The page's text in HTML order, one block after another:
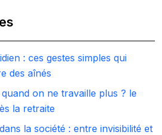
: ces gestes simples qui
des aînés
on ne travaille plus ? le
la retraite
la société : entre invisibilité et